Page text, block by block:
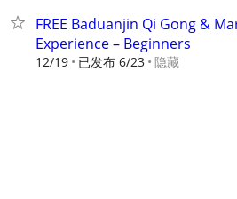
FREE Baduanjin Qi Gong &
Experience – Beginners
12/19 已发布 6/23 隐藏